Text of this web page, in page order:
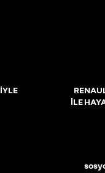
İLE